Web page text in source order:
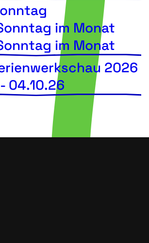
im Monat
im Monat
2026
- 04.10.26